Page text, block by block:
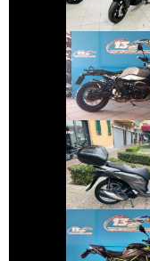
BMW R-
€
HONDA
€
€